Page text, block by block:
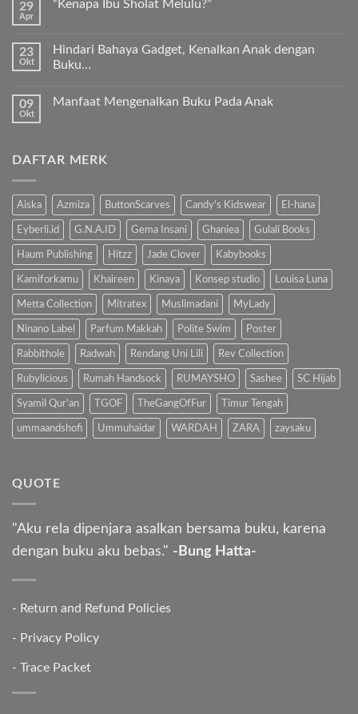
Premium
pada
ajari
anak
kita
29
Apr
“Kenapa Ibu Sholat Melulu?”
pada
“Kenapa
23
Okt
Hindari Bahaya Gadget, Kenalkan Anak dengan
Buku…
komentar
Kenalkan
Anak
09
Okt
Manfaat Mengenalkan Buku Pada Anak
Manfaat
Anak
DAFTAR MERK
Aiska Azmiza ButtonScarves Candy's Kidswear El-hana
Eyberli.id G.N.A.ID Gema Insani Ghaniea Gulali Books
Haum Publishing Hitzz Jade Clover Kabybooks
Kamiforkamu Khaireen Kinaya Konsep studio Louisa Luna
Metta Collection Mitratex Muslimadani MyLady
Ninano Label Parfum Makkah Polite Swim Poster
Rabbithole Radwah Rendang Uni Lili Rev Collection
Rubylicious Rumah Handsock RUMAYSHO Sashee SC Hijab
Syamil Qur'an TGOF TheGangOfFur Timur Tengah
ummaandshofi Ummuhaidar WARDAH ZARA zaysaku
QUOTE
"Aku rela dipenjara asalkan bersama buku, karena
dengan buku aku bebas." -Bung Hatta-
- Return and Refund Policies
- Privacy Policy
- Trace Packet